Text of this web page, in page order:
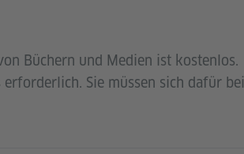
Büchern und Medien ist kostenlos.
Sie müssen sich dafür bei